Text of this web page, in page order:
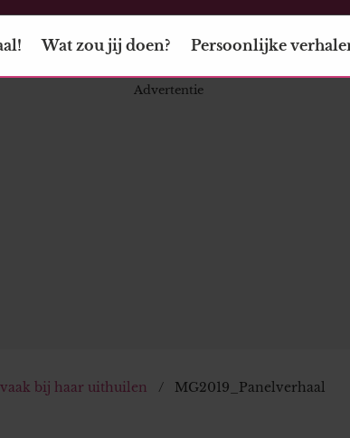
Wat zou jij doen? Persoonlijke
bij haar uithuilen MG2019_Panelverhaal